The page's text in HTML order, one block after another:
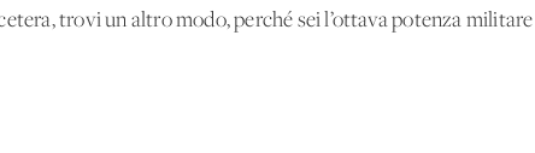
trovi un altro modo, perché sei l’ottava potenza